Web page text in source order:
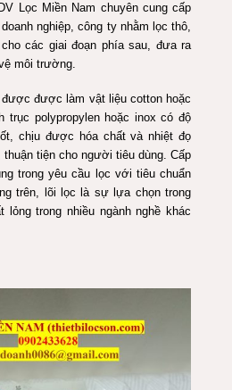
Lọc Miền Nam chuyên cung cấp
nghiệp, công ty nhằm lọc thô,
các giai đoạn phía sau, đưa ra
môi trường.
được làm vật liệu cotton hoặc
trục polypropylen hoặc inox có độ
chịu được hóa chất và nhiệt đọ
tiện cho người tiêu dùng. Cấp
trong yêu cầu lọc với tiêu chuẩn
trên, lõi lọc là sự lựa chọn trong
lỏng trong nhiều ngành nghề khác